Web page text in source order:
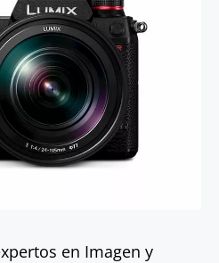
en Imagen y